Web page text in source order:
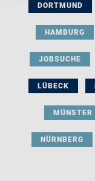
DORTMUND
HAMBURG
JOBSUCHE
LÜBECK
MÜNSTER
NÜRNBERG